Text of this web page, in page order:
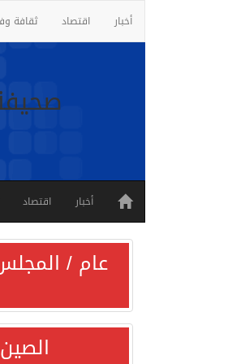
أخبار اقتصاد ثقافة
أخبار اقتصاد
عام /